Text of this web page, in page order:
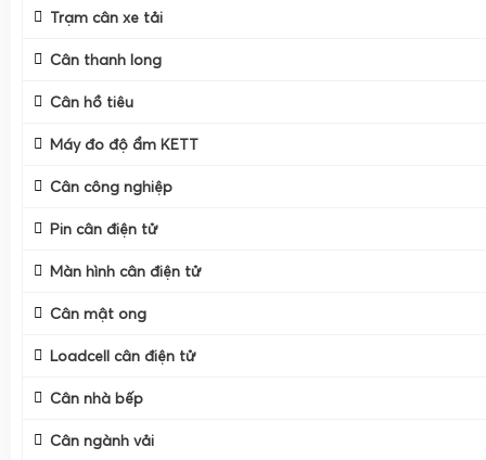
Trạm cân xe tải
Cân thanh long
Cân hồ tiêu
Máy đo độ ẩm KETT
Cân công nghiệp
Pin cân điện tử
Màn hình cân điện tử
Cân mật ong
Loadcell cân điện tử
Cân nhà bếp
Cân ngành vải